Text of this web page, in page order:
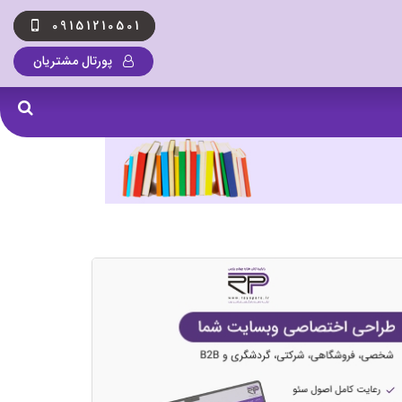
09151210501
پورتال مشتریان